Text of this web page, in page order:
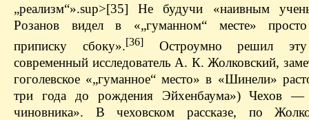
„реализм“».sup>[35] Не будучи «наивным
Розанов видел в «„гуманном“ месте»
приписку сбоку».[36]Остроумно решил эту
современный исследователь А. К. Жолковский,
гоголевское «„гуманное“ место» в «Шинели»
три года до рождения Эйхенбаума») Чехов
чиновника». В чеховском рассказе, по